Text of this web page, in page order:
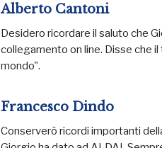
Alberto Cantoni
Desidero ricordare il saluto che
collegamento on line. Disse che
mondo".
Francesco Dindo
Conserverò ricordi importanti